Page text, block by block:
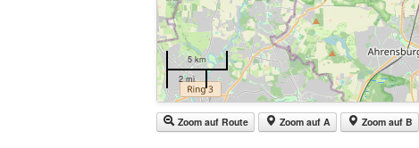
5 km
2 mi
Zoom auf Route Zoom auf A Zoom auf B